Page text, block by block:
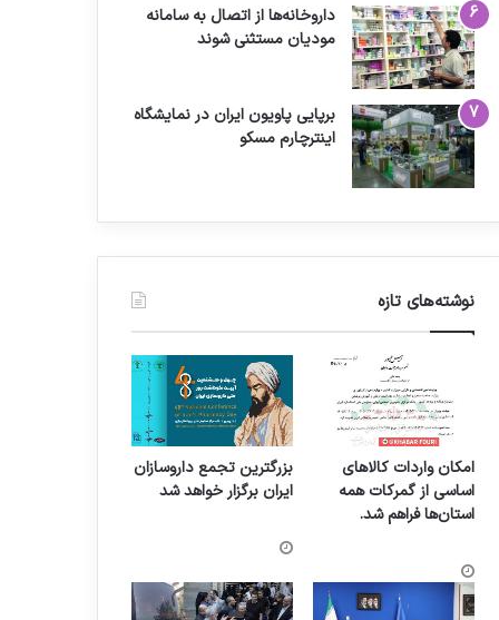
داروخانه‌ها از اتصال به سامانه
مودیان مستثنی شوند
برپایی پاویون ایران در نمایشگاه
اینترچارم مسکو
نوشته‌های تازه
امکان واردات کالاهای
اساسی از گمرکات همه
استان‌ها فراهم شد.
بزرگترین تجمع داروسازان
ایران برگزار خواهد شد